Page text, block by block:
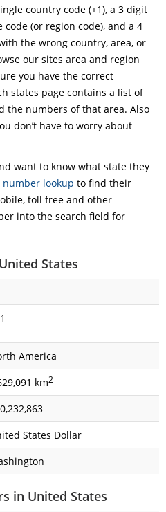
country code (+1), a 3 digit
(or region code), and a 4
the wrong country, area, or
our sites area and region
you have the correct
states page contains a list of
the numbers of that area. Also
don’t have to worry about
want to know what state they
number lookup to find their
toll free and other
into the search field for
States
America
km2
States Dollar
in United States